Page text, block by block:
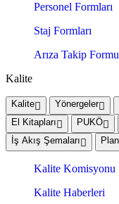
Personel Formları
Staj Formları
Arıza Takip Formu
Kalite
Kalite Yönergeler
El Kitapları
PUKÖ
İş Akış Şemaları
Kalite Komisyonu
Kalite Haberleri